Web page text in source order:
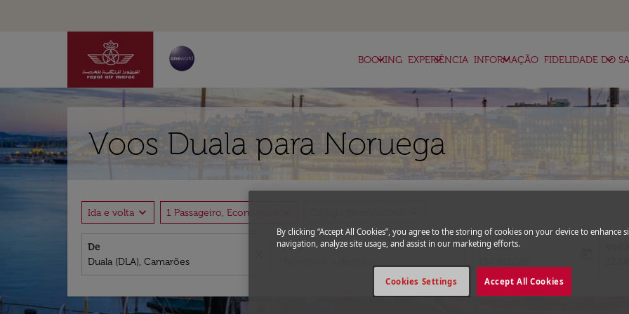
BOOKING
keyboard_arrow_down EXPERIÊNCIA
keyboard_arrow_down INFORMAÇÃO
keyboard_arrow_down FIDELIDADE DO
keyboard_arrow_down
Voos Duala para Noruega
Ida e volta expand_more 1 Passageiro, Econômica
De Para
Partida
fc-
By clicking “Accept All Cookies”, you agree to the storing of cookies on your device to enhance
navigation, analyze site usage, and assist in our marketing efforts.
Accept All Cookies
Cookies Settings